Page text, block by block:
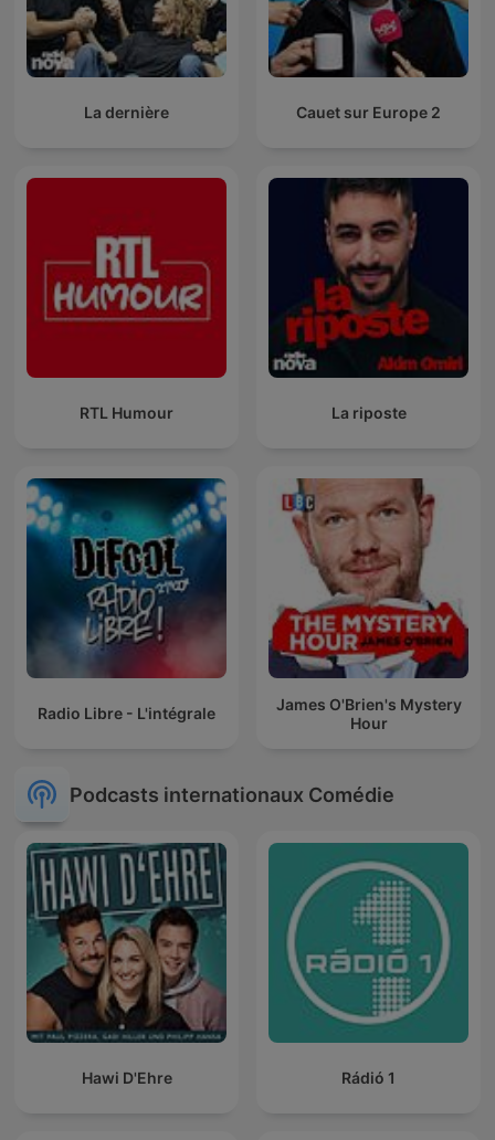
La dernière Cauet sur Europe 2
RTL Humour La riposte
Radio Libre - L'intégrale
James O'Brien's Mystery
Hour
Podcasts internationaux Comédie
Hawi D'Ehre Rádió 1